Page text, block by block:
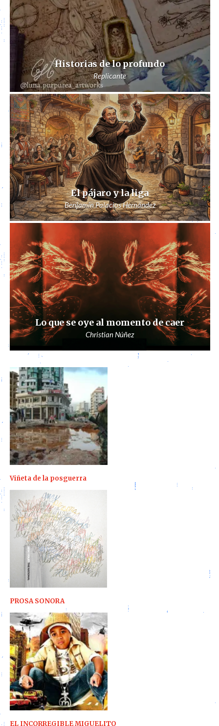
Historias de lo profundo
Replicante
El pájaro y la liga
Benjamín Palacios Hernández
Lo que se oye al momento de caer
Christian Núñez
Viñeta de la posguerra
PROSA SONORA
EL INCORREGIBLE MIGUELITO